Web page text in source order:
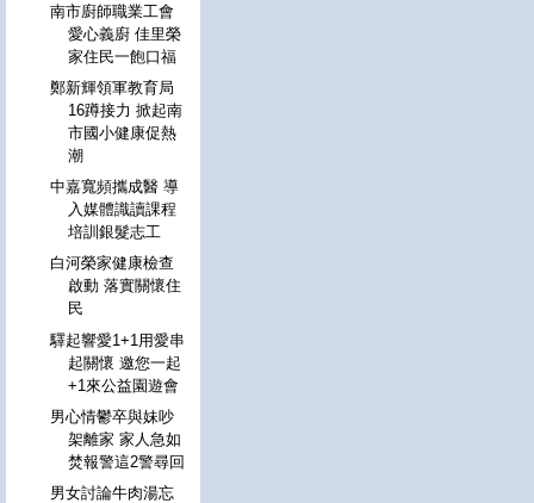
南市廚師職業工會
愛心義廚 佳里榮
家住民一飽口福
鄭新輝領軍教育局
16蹲接力 掀起南
市國小健康促熱
潮
中嘉寬頻攜成醫 導
入媒體識讀課程
培訓銀髮志工
白河榮家健康檢查
啟動 落實關懷住
民
驛起響愛1+1用愛串
起關懷 邀您一起
+1來公益園遊會
男心情鬱卒與妹吵
架離家 家人急如
焚報警這2警尋回
男女討論牛肉湯忘